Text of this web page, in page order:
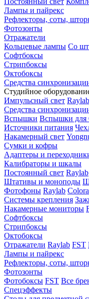
Лампы и пайрекс
Рефлекторы, соты,
Фотозонты
Отражатели
Кольцевые лампы Со
Софтбоксы
Стрипбоксы
Октобоксы
Средства
Студийное
Импульсный свет Raylab
Средства
Вспышки Вспышки для
Источники питания
Накамерный свет
Сумки и кофры
Адаптеры и
Калибраторы и шкалы
Постоянный свет Raylab
Штативы и моноподы
Фотофоны Raylab
Системы крепления
Накамерные мониторы
Софтбоксы
Стрипбоксы
Октобоксы
Отражатели Raylab FST
Лампы и пайрекс
Рефлекторы, соты,
Фотозонты
Фотобоксы FST Все
Спецэффекты